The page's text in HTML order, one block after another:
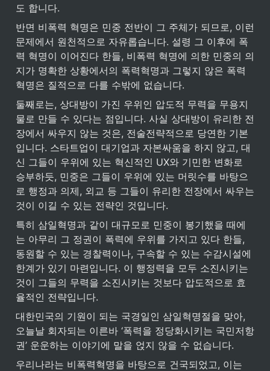
도 합니다.
반면 비폭력 혁명은 민중 전반이 그 주체가 되므로, 이런
문제에서 원천적으로 자유롭습니다. 설령 그 이후에 폭
력 혁명이 이어진다 한들, 비폭력 혁명에 의한 민중의 의
지가 명확한 상황에서의 폭력혁명과 그렇지 않은 폭력
혁명은 질적으로 다를 수밖에 없습니다.
둘째로는, 상대방이 가진 우위인 압도적 무력을 무용지
물로 만들 수 있다는 점입니다. 사실 상대방이 유리한 전
장에서 싸우지 않는 것은, 전술전략적으로 당연한 기본
입니다. 스타트업이 대기업과 자본싸움을 하지 않고, 대
신 그들이 우위에 있는 혁신적인 UX와 기민한 변화로
승부하듯, 민중은 그들이 우위에 있는 머릿수를 바탕으
로 행정과 의제, 외교 등 그들이 유리한 전장에서 싸우는
것이 이길 수 있는 전략인 것입니다.
특히 삼일혁명과 같이 대규모로 민중이 봉기했을 때에
는 아무리 그 정권이 폭력에 우위를 가지고 있다 한들,
동원할 수 있는 경찰력이나, 구속할 수 있는 수감시설에
한계가 있기 마련입니다. 이 행정력을 모두 소진시키는
것이 그들의 무력을 소진시키는 것보다 압도적으로 효
율적인 전략입니다.
대한민국의 기원이 되는 국경일인 삼일혁명절을 맞아,
오늘날 회자되는 이른바 ‘폭력을 정당화시키는 국민저항
권’ 운운하는 이야기에 말을 얹지 않을 수 없습니다.
우리나라는 비폭력혁명을 바탕으로 건국되었고, 이는